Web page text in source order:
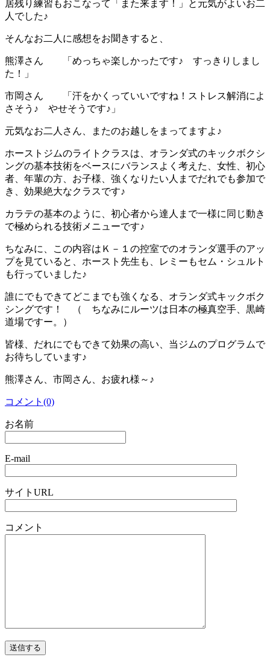
居残り練習もおこなって「また来ます！」と元気がよいお二
人でした♪
そんなお二人に感想をお聞きすると、
熊澤さん 「めっちゃ楽しかったです♪ すっきりしまし
た！」
市岡さん 「汗をかくっていいですね！ストレス解消によ
さそう♪ やせそうです♪」
元気なお二人さん、またのお越しをまってますよ♪
ホーストジムのライトクラスは、オランダ式のキックボクシ
ングの基本技術をベースにバランスよく考えた、女性、初心
者、年輩の方、お子様、強くなりたい人までだれでも参加で
き、効果絶大なクラスです♪
カラテの基本のように、初心者から達人まで一様に同じ動き
で極められる技術メニューです♪
ちなみに、この内容はＫ－１の控室でのオランダ選手のアッ
プを見ていると、ホースト先生も、レミーもセム・シュルト
も行っていました♪
誰にでもできてどこまでも強くなる、オランダ式キックボク
シングです！ （ ちなみにルーツは日本の極真空手、黒崎
道場ですー。）
皆様、だれにでもできて効果の高い、当ジムのプログラムで
お待ちしています♪
熊澤さん、市岡さん、お疲れ様～♪
コメント(0)
お名前
E-mail
サイトURL
コメント